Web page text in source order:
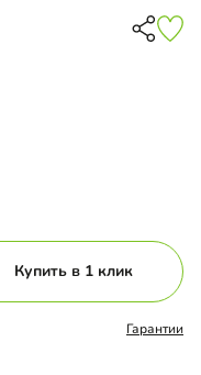
Купить в 1 клик
Гарантии